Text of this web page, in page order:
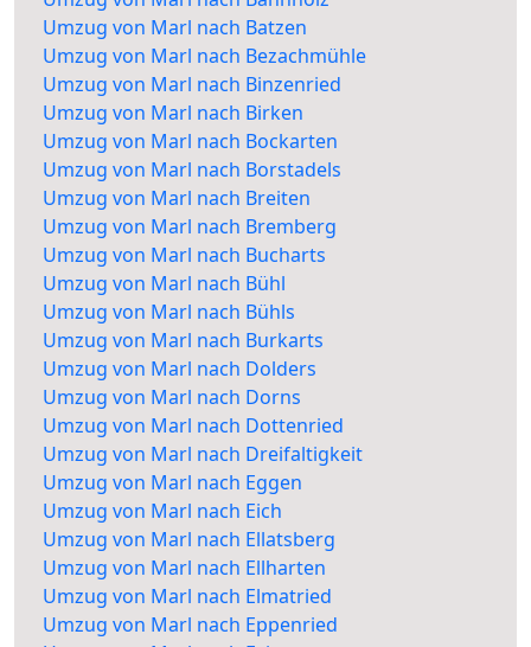
Umzug von Marl nach Batzen
Umzug von Marl nach Bezachmühle
Umzug von Marl nach Binzenried
Umzug von Marl nach Birken
Umzug von Marl nach Bockarten
Umzug von Marl nach Borstadels
Umzug von Marl nach Breiten
Umzug von Marl nach Bremberg
Umzug von Marl nach Bucharts
Umzug von Marl nach Bühl
Umzug von Marl nach Bühls
Umzug von Marl nach Burkarts
Umzug von Marl nach Dolders
Umzug von Marl nach Dorns
Umzug von Marl nach Dottenried
Umzug von Marl nach Dreifaltigkeit
Umzug von Marl nach Eggen
Umzug von Marl nach Eich
Umzug von Marl nach Ellatsberg
Umzug von Marl nach Ellharten
Umzug von Marl nach Elmatried
Umzug von Marl nach Eppenried